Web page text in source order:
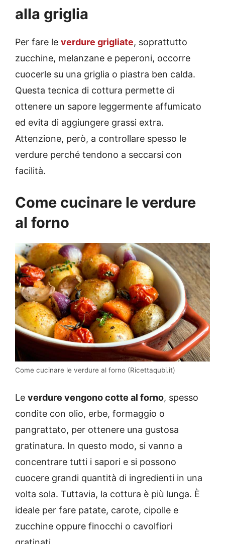
alla griglia
Per fare le verdure grigliate, soprattutto
zucchine, melanzane e peperoni, occorre
cuocerle su una griglia o piastra ben calda.
Questa tecnica di cottura permette di
ottenere un sapore leggermente affumicato
ed evita di aggiungere grassi extra.
Attenzione, però, a controllare spesso le
verdure perché tendono a seccarsi con
facilità.
Come cucinare le verdure
al forno
Come cucinare le verdure al forno (Ricettaqubi.it)
Le verdure vengono cotte al forno, spesso
condite con olio, erbe, formaggio o
pangrattato, per ottenere una gustosa
gratinatura. In questo modo, si vanno a
concentrare tutti i sapori e si possono
cuocere grandi quantità di ingredienti in una
volta sola. Tuttavia, la cottura è più lunga. È
ideale per fare patate, carote, cipolle e
zucchine oppure finocchi o cavolfiori